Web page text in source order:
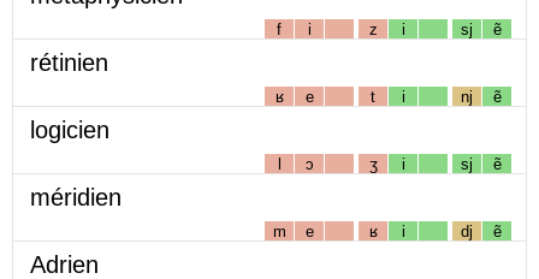
f i z i sj ẽ
rétinien
ʁ e t i nj ẽ
logicien
l ɔ ʒ i sj ẽ
méridien
m e ʁ i dj ẽ
Adrien